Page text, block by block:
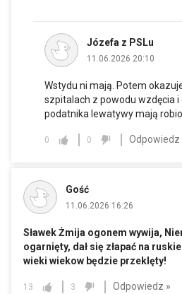
Józefa z PSLu
11.06.2026 20:10
Wstydu ni mają. Potem
szpitalach z powodu wzdęcia i
podatnika lewatywy mają
0 0 Odpowiedz
Gość
11.06.2026 16:26
Sławek Żmija ogonem wywija,
ogarnięty, dał się złapać na
wieki wiekow będzie przeklęty!
13 3 Odpowiedz »